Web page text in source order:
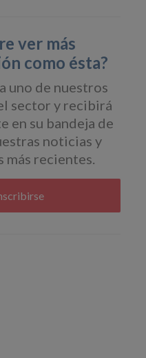
ver más
como ésta?
uno de nuestros
sector y recibirá
en su bandeja de
noticias y
más recientes.